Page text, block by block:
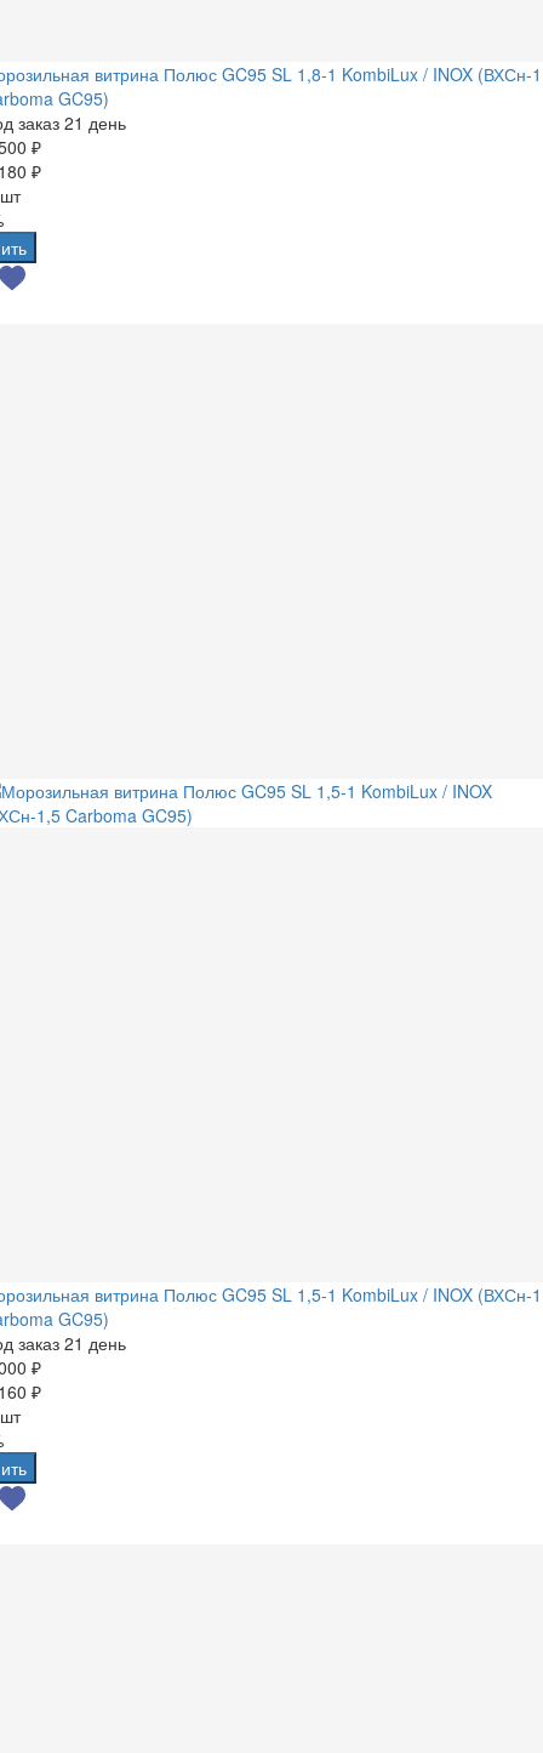
витрина Полюс GC95 SL 1,8-1 KombiLux / INOX (ВХСн-
GC95)
заказ 21 день
₽
₽
витрина Полюс GC95 SL 1,5-1 KombiLux / INOX (ВХСн-
GC95)
заказ 21 день
₽
₽